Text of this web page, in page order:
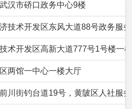
汉市硚口政务中心9楼
技术开发区东风大道88号政务服
术开发区高新大道777号1号楼一
两馆一中心一楼大厅
川街钓台道19号，黄陂区人社服